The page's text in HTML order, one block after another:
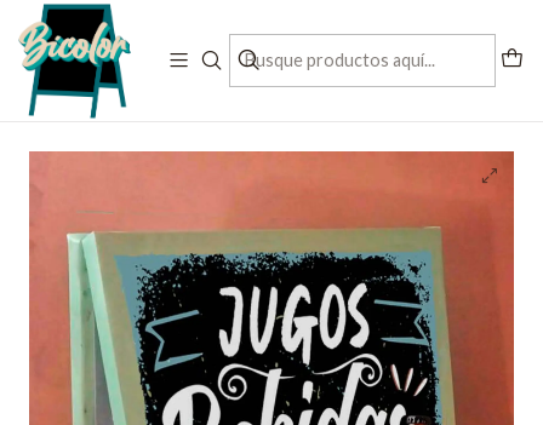
Inicio letreros pre diseñados
Paloma Doble PVC
Paloma doble PVC modelo Jugos, Bebidas y Cervezas